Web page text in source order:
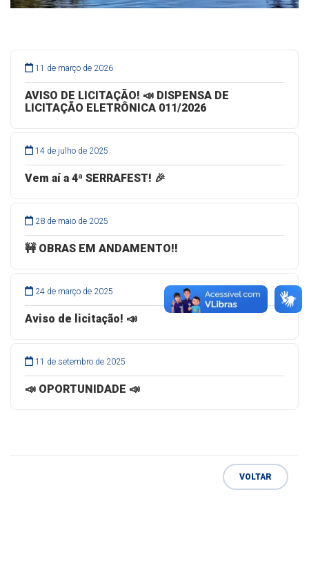
11 de março de 2026
AVISO DE LICITAÇÃO! 📣 DISPENSA DE
LICITAÇÃO ELETRÔNICA 011/2026
14 de julho de 2025
Vem aí a 4ª SERRAFEST! 🎉
28 de maio de 2025
🚧 OBRAS EM ANDAMENTO!!
24 de março de 2025
Aviso de licitação! 📣
11 de setembro de 2025
📣 OPORTUNIDADE 📣
VOLTAR